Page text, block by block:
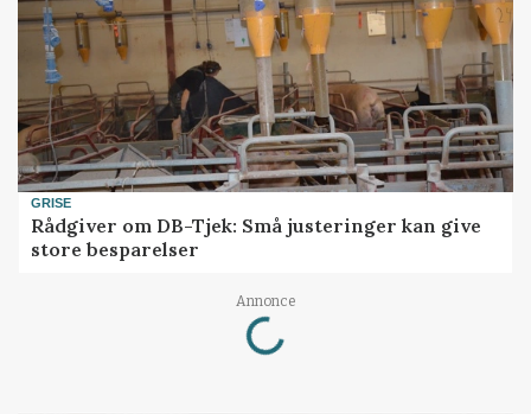
GRISE
Rådgiver om DB-Tjek: Små justeringer kan give
store besparelser
Annonce
Loading...